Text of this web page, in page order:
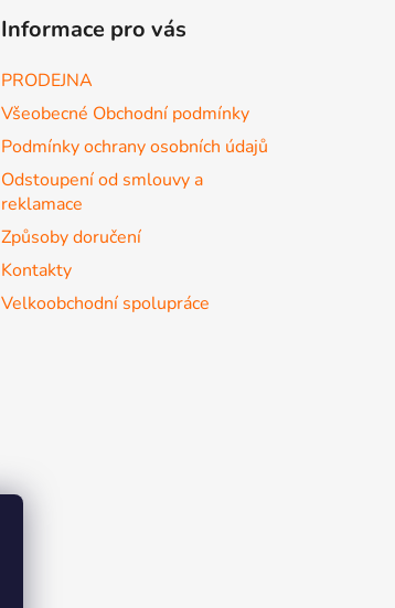
Informace pro vás
PRODEJNA
Všeobecné Obchodní podmínky
Podmínky ochrany osobních údajů
Odstoupení od smlouvy a
reklamace
Způsoby doručení
Kontakty
Velkoobchodní spolupráce